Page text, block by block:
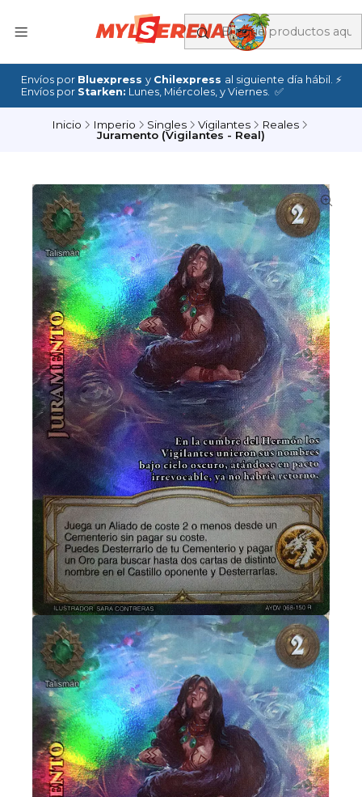
Envíos por Bluexpress y Chilexpress al siguiente día hábil. ⚡
Envíos por Starken: Lunes, Miércoles, y Viernes. ✅
Inicio Imperio Singles Vigilantes
Reales
Juramento (Vigilantes - Real)